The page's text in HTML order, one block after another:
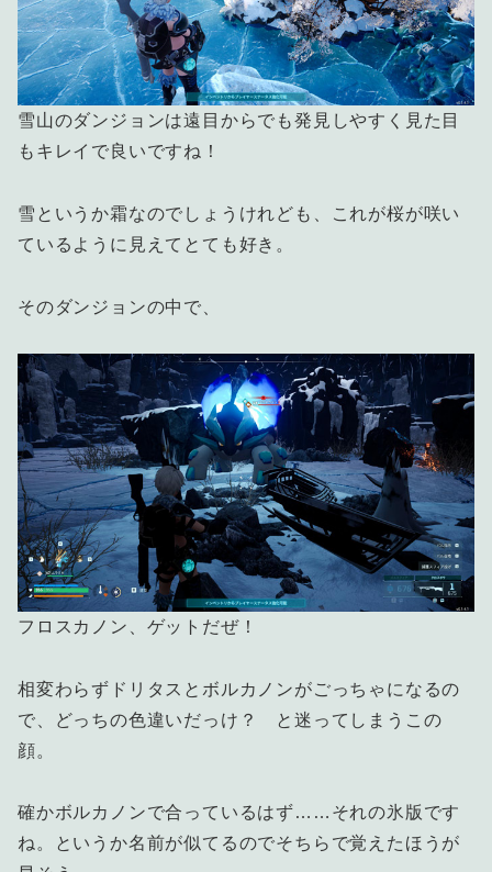
雪山のダンジョンは遠目からでも発見しやすく見た目
もキレイで良いですね！
雪というか霜なのでしょうけれども、これが桜が咲い
ているように見えてとても好き。
そのダンジョンの中で、
フロスカノン、ゲットだぜ！
相変わらずドリタスとボルカノンがごっちゃになるの
で、どっちの色違いだっけ？ と迷ってしまうこの
顔。
確かボルカノンで合っているはず……それの氷版です
ね。というか名前が似てるのでそちらで覚えたほうが